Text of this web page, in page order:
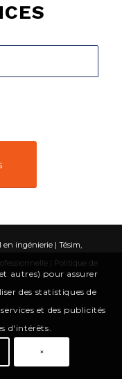
en ingénierie| Tésim,
| Politique de
autres) pour assurer
des statistiques de
et des publicités
d'intérêts.
×